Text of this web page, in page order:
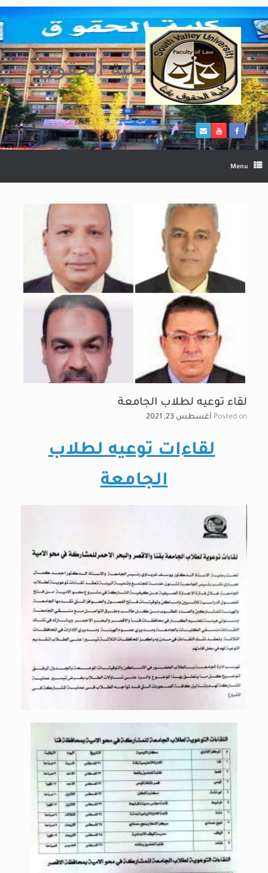
Skip
to
content
كلية الحقوق
Menu
لقاء توعيه لطلاب الجامعة
Posted on أغسطس 23, 2021
لقاءات توعيه لطلاب
الجامعة